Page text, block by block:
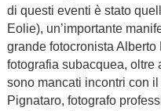
di questi eventi è stato
Eolie), un’importante
grande fotocronista
fotografia subacquea, oltre
sono mancati incontri con
Pignataro, fotografo